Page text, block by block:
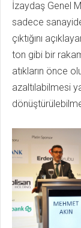
İzaydaş Genel
sadece
çıktığını
ton gibi bir
atıkların önce
azaltılabilmesi